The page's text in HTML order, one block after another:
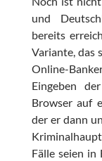
und
bereits
Variante, das
Online-
Eingeben
Browser auf
der er dann
Fälle seien in